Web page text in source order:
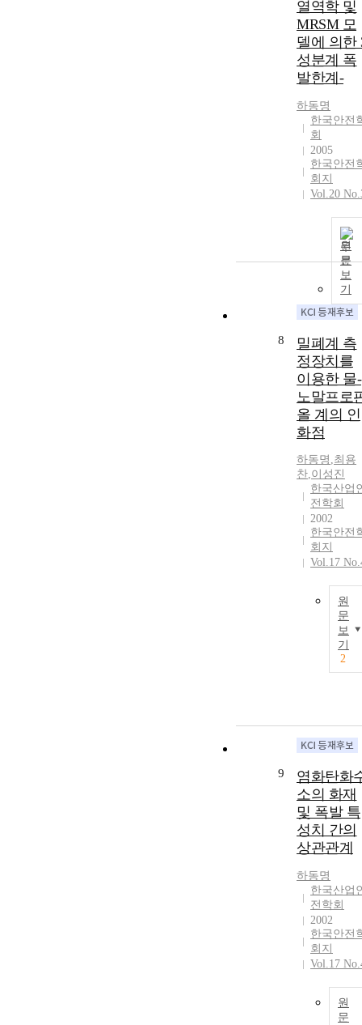
열역학 및
MRSM 모
델에 의한
성분계 폭
발한계-
하동명
한국안전
회
2005
한국안전
회지
Vol.20
원
문
보
기
8
밀폐계 측
정장치를
이용한 물-
노말프로
올 계의 인
화점
하동명 ,최용
찬,이성진
한국산업
전학회
2002
한국안전
회지
Vol.17
원
문
보
기
2
9
염화탄화
소의 화재
및 폭발 특
성치 간의
상관관계
하동명
한국산업
전학회
2002
한국안전
회지
Vol.17
원
문